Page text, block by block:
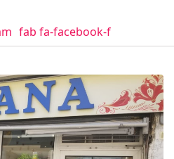
fab fa-facebook-f